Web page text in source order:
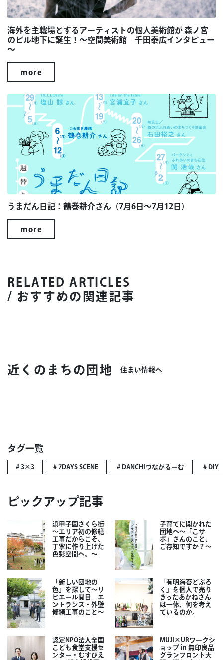
海外を主戦場とするアーティストの個人美術館が 森ノ宮
のビル地下に誕生！～空間美術館 千田泰広インタビュー
～
more
うまだん日記：鶴巻耕介さん（7月6日～7月12日）
more
RELATED ARTICLES
/ おすすめの関連記事
近くのまちの団地 住まい情報へ
タグ一覧
# 3×3 # 7DAYS SCENE # DANCHIつながるーむ # DIY
ピックアップ記事
浜甲子園さくら街
～エリア初の修繕
工事だからこそ、
丁寧に作り上げた
色彩空間へ。～
子育てに開かれた
団地へ～「こサ
ポ」さんのこと、
ご存知ですか？～
「新しい団地の
色」を探して～リ
ビエール関目 エ
ントランス・外壁
修繕工事のこと～
「有明海苔どぶろ
く」を個人で売り
きったあかねさん
は一体、何を考え
ているのか。
認定NPO法人全国
こども食堂支援セ
ンター・むすびえ
MUJI×URワークシ
ョップ in 無印良品
グランフロント大